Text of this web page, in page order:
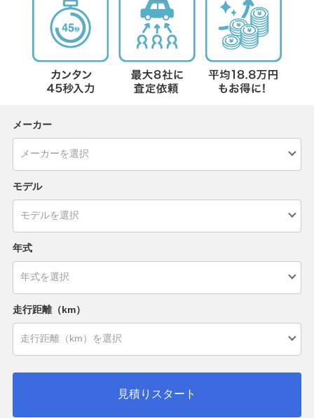
メーカー
モデル
年式
走行距離（km）
見積りスタート